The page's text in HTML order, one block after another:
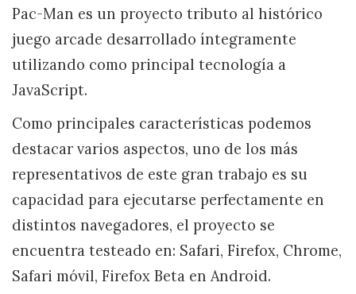
Pac-Man es un proyecto tributo al histórico
juego arcade desarrollado íntegramente
utilizando como principal tecnología a
JavaScript.
Como principales características podemos
destacar varios aspectos, uno de los más
representativos de este gran trabajo es su
capacidad para ejecutarse perfectamente en
distintos navegadores, el proyecto se
encuentra testeado en: Safari, Firefox, Chrome,
Safari móvil, Firefox Beta en Android.